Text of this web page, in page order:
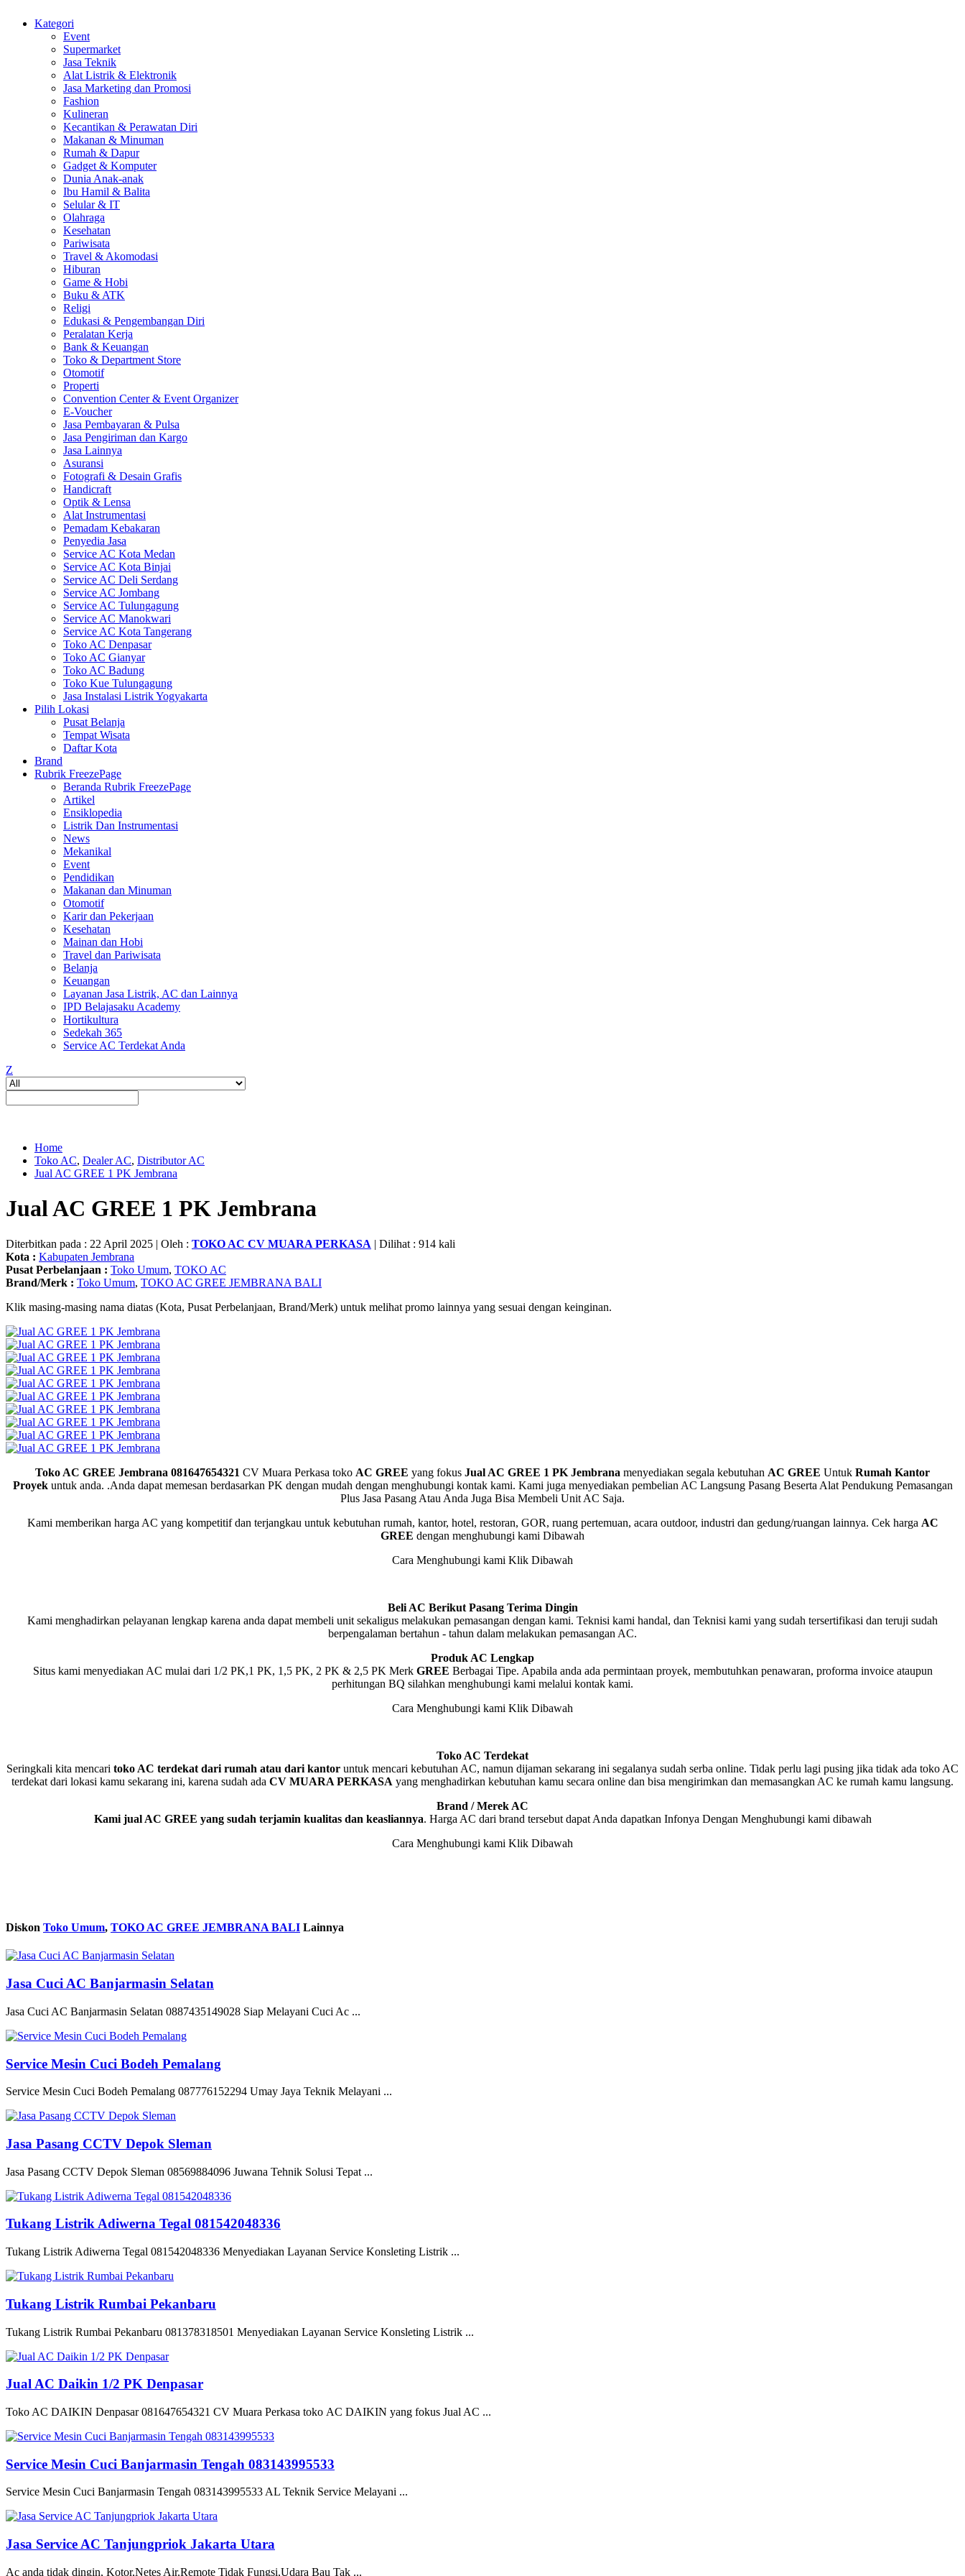
Kategori
Event
Supermarket
Jasa Teknik
Alat Listrik & Elektronik
Jasa Marketing dan Promosi
Fashion
Kulineran
Kecantikan & Perawatan Diri
Makanan & Minuman
Rumah & Dapur
Gadget & Komputer
Dunia Anak-anak
Ibu Hamil & Balita
Selular & IT
Olahraga
Kesehatan
Pariwisata
Travel & Akomodasi
Hiburan
Game & Hobi
Buku & ATK
Religi
Edukasi & Pengembangan Diri
Peralatan Kerja
Bank & Keuangan
Toko & Department Store
Otomotif
Properti
Convention Center & Event Organizer
E-Voucher
Jasa Pembayaran & Pulsa
Jasa Pengiriman dan Kargo
Jasa Lainnya
Asuransi
Fotografi & Desain Grafis
Handicraft
Optik & Lensa
Alat Instrumentasi
Pemadam Kebakaran
Penyedia Jasa
Service AC Kota Medan
Service AC Kota Binjai
Service AC Deli Serdang
Service AC Jombang
Service AC Tulungagung
Service AC Manokwari
Service AC Kota Tangerang
Toko AC Denpasar
Toko AC Gianyar
Toko AC Badung
Toko Kue Tulungagung
Jasa Instalasi Listrik Yogyakarta
Pilih Lokasi
Pusat Belanja
Tempat Wisata
Daftar Kota
Brand
Rubrik FreezePage
Beranda Rubrik FreezePage
Artikel
Ensiklopedia
Listrik Dan Instrumentasi
News
Mekanikal
Event
Pendidikan
Makanan dan Minuman
Otomotif
Karir dan Pekerjaan
Kesehatan
Mainan dan Hobi
Travel dan Pariwisata
Belanja
Keuangan
Layanan Jasa Listrik, AC dan Lainnya
IPD Belajasaku Academy
Hortikultura
Sedekah 365
Service AC Terdekat Anda
Z
Home
Toko AC, Dealer AC, Distributor AC
Jual AC GREE 1 PK Jembrana
Jual AC GREE 1 PK Jembrana
Diterbitkan pada : 22 April 2025 | Oleh : TOKO AC CV MUARA PERKASA | Dilihat : 914 kali
Kota : Kabupaten Jembrana
Pusat Perbelanjaan : Toko Umum, TOKO AC
Brand/Merk : Toko Umum, TOKO AC GREE JEMBRANA BALI
Klik masing-masing nama diatas (Kota, Pusat Perbelanjaan, Brand/Merk) untuk melihat promo lainnya yang sesuai dengan keinginan.
Toko AC GREE Jembrana 081647654321 CV Muara Perkasa toko AC GREE yang fokus Jual AC GREE 1 PK Jembrana menyediakan segala kebutuhan AC GREE Untuk Rumah Kantor
Proyekuntuk anda. .Anda dapat memesan berdasarkan PK dengan mudah dengan menghubungi kontak kami. Kami juga menyediakan pembelian AC Langsung Pasang Beserta Alat Pendukung Pemasangan
Plus Jasa Pasang Atau Anda Juga Bisa Membeli Unit AC Saja.
Kami memberikan harga AC yang kompetitif dan terjangkau untuk kebutuhan rumah, kantor, hotel, restoran, GOR, ruang pertemuan, acara outdoor, industri dan gedung/ruangan lainnya. Cek harga AC
GREE dengan menghubungi kami Dibawah
Cara Menghubungi kami Klik Dibawah
Beli AC Berikut Pasang Terima Dingin
Kami menghadirkan pelayanan lengkap karena anda dapat membeli unit sekaligus melakukan pemasangan dengan kami. Teknisi kami handal, dan Teknisi kami yang sudah tersertifikasi dan teruji sudah
berpengalaman bertahun - tahun dalam melakukan pemasangan AC.
Produk AC Lengkap
Situs kami menyediakan AC mulai dari 1/2 PK,1 PK, 1,5 PK, 2 PK & 2,5 PK Merk GREE Berbagai Tipe. Apabila anda ada permintaan proyek, membutuhkan penawaran, proforma invoice ataupun
perhitungan BQ silahkan menghubungi kami melalui kontak kami.
Cara Menghubungi kami Klik Dibawah
Toko AC Terdekat
Seringkali kita mencari toko AC terdekat dari rumah atau dari kantor untuk mencari kebutuhan AC, namun dijaman sekarang ini segalanya sudah serba online. Tidak perlu lagi pusing jika tidak ada toko AC
terdekat dari lokasi kamu sekarang ini, karena sudah ada CV MUARA PERKASA yang menghadirkan kebutuhan kamu secara online dan bisa mengirimkan dan memasangkan AC ke rumah kamu langsung.
Brand / Merek AC
Kami jual AC GREE yang sudah terjamin kualitas dan keasliannya. Harga AC dari brand tersebut dapat Anda dapatkan Infonya Dengan Menghubungi kami dibawah
Cara Menghubungi kami Klik Dibawah
Diskon Toko Umum, TOKO AC GREE JEMBRANA BALI Lainnya
Jasa Cuci AC Banjarmasin Selatan
Jasa Cuci AC Banjarmasin Selatan 0887435149028 Siap Melayani Cuci Ac ...
Service Mesin Cuci Bodeh Pemalang
Service Mesin Cuci Bodeh Pemalang 087776152294 Umay Jaya Teknik Melayani ...
Jasa Pasang CCTV Depok Sleman
Jasa Pasang CCTV Depok Sleman 08569884096 Juwana Tehnik Solusi Tepat ...
Tukang Listrik Adiwerna Tegal 081542048336
Tukang Listrik Adiwerna Tegal 081542048336 Menyediakan Layanan Service Konsleting Listrik ...
Tukang Listrik Rumbai Pekanbaru
Tukang Listrik Rumbai Pekanbaru 081378318501 Menyediakan Layanan Service Konsleting Listrik ...
Jual AC Daikin 1/2 PK Denpasar
Toko AC DAIKIN Denpasar 081647654321 CV Muara Perkasa toko AC DAIKIN yang fokus Jual AC ...
Service Mesin Cuci Banjarmasin Tengah 083143995533
Service Mesin Cuci Banjarmasin Tengah 083143995533 AL Teknik Service Melayani ...
Jasa Service AC Tanjungpriok Jakarta Utara
Ac anda tidak dingin, Kotor,Netes Air,Remote Tidak Fungsi,Udara Bau Tak ...